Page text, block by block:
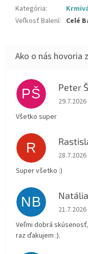
Kategória:
Veľkosť Balení: Celé
PŠ Peter
29.7.2026
Všetko super
R
28.7.2026
Super všetko :)
NB
21.7.2026
Veľmi dobrá
raz ďakujem :).